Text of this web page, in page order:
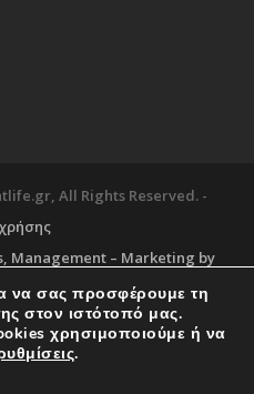
All Rights Reserved. -
, Management – Marketing by
Corporate Support
να σας προσφέρουμε τη
στον ιστότοπό μας.
χρησιμοποιούμε ή να
.